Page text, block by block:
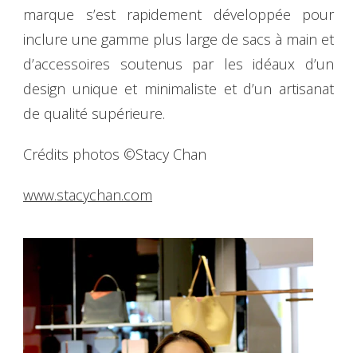
marque s’est rapidement développée pour
inclure une gamme plus large de sacs à main et
d’accessoires soutenus par les idéaux d’un
design unique et minimaliste et d’un artisanat
de qualité supérieure.
Crédits photos ©Stacy Chan
www.stacychan.com